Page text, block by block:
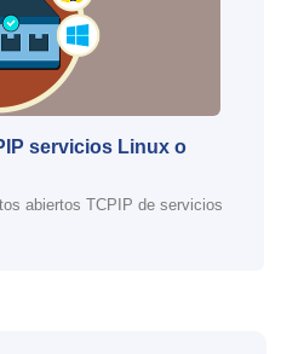
servicios Linux o
abiertos TCPIP de servicios